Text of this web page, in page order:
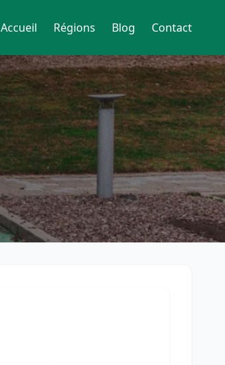
Accueil Régions Blog Contact